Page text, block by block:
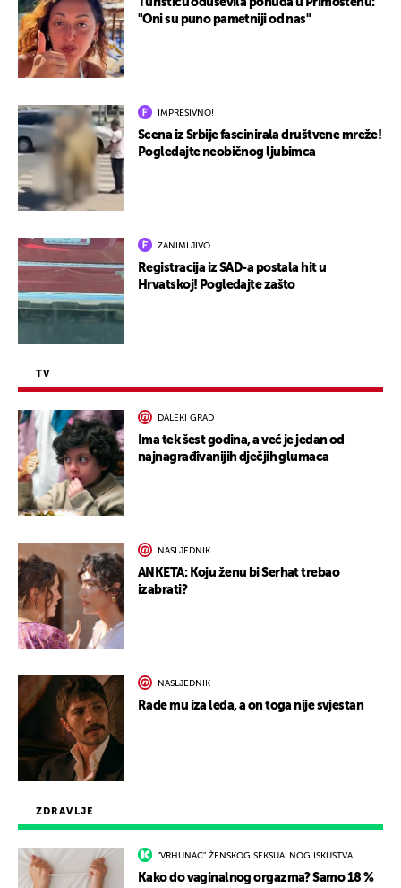
ZDRAVLJE
"VRHUNAC" ŽENSKOG SEKSUALNOG ISKUSTVA
Kako do vaginalnog orgazma? Samo 18 %
Turisticu oduševila ponuda u Primoštenu:
"Oni su puno pametniji od nas"
IMPRESIVNO!
Scena iz Srbije fascinirala društvene mreže!
Pogledajte neobičnog ljubimca
ZANIMLJIVO
Registracija iz SAD-a postala hit u
Hrvatskoj! Pogledajte zašto
TV
DALEKI GRAD
Ima tek šest godina, a već je jedan od
najnagrađivanijih dječjih glumaca
NASLJEDNIK
ANKETA: Koju ženu bi Serhat trebao
izabrati?
NASLJEDNIK
Rade mu iza leđa, a on toga nije svjestan